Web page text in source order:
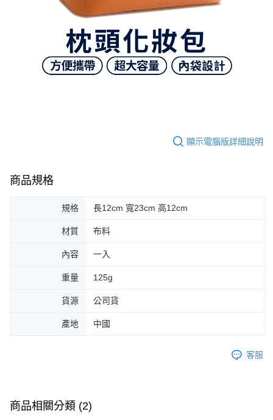
顯示電腦版詳細說明
商品規格
規格 長12cm 寬23cm 高12cm
材質 布料
內容 一入
重量 125g
貨源 公司貨
產地 中國
客服
商品相關分類 (2)